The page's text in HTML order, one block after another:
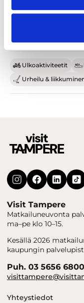
Ulkoaktiviteetit
Urheilu &
Visit Tampere
Matkailuneuvonta
ma–pe klo 10–15.
Kesällä 2026
kaupungin
Puh. 03 5656 6800
Yhteystiedot